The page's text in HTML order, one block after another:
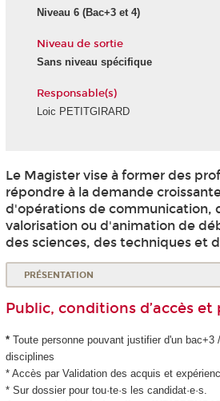
Niveau 6(Bac+3 et 4)
Niveau de sortie
Sans niveau spécifique
Responsable(s)
Loic PETITGIRARD
Le Magister vise à former des
répondre à la demande
d'opérations de communication,
valorisation ou d'animation de
des sciences, des techniques et
PRÉSENTATION
Public, conditions d’accès et
* Toute personne pouvant justifier d'un bac+3
disciplines
* Accès par Validation des acquis et
* Sur dossier pour tou·te·s les candidat·e·s.